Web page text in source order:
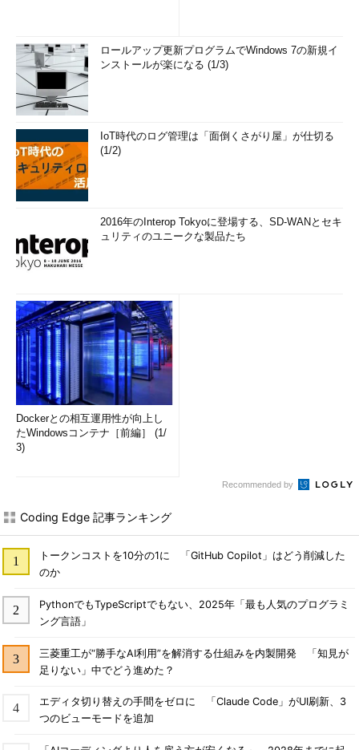
ロールアップ更新プログラムでWindows 7の新規イ
ンストールが楽になる (1/3)
IoT時代のログ管理は「面倒くさがり屋」が仕切る
(1/2)
2016年のInterop Tokyoに登場する、SD-WANとセキ
ュリティのユニークな製品たち
Dockerとの相互運用性が向上し
たWindowsコンテナ［前編］ (1/
3)
Recommended by
Coding Edge 記事ランキング
トークンコストを10分の1に 「GitHub Copilot」はどう削減した
のか
PythonでもTypeScriptでもない、2025年「最も人気のプログラミ
ング言語」
三菱重工が“勝手なAI利用”を解消する仕組みを内製開発 「知見が
足りない」中でどう進めた？
エディタ切り替えの手間をゼロに 「Claude Code」がUI刷新、3
つのビューモードを追加